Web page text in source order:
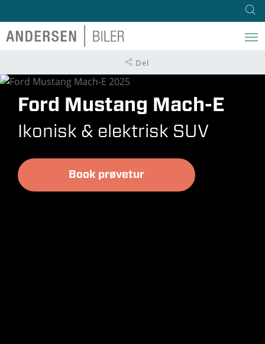
Del
Ford Mustang Mach-E
Ikonisk & elektrisk SUV
Book prøvetur